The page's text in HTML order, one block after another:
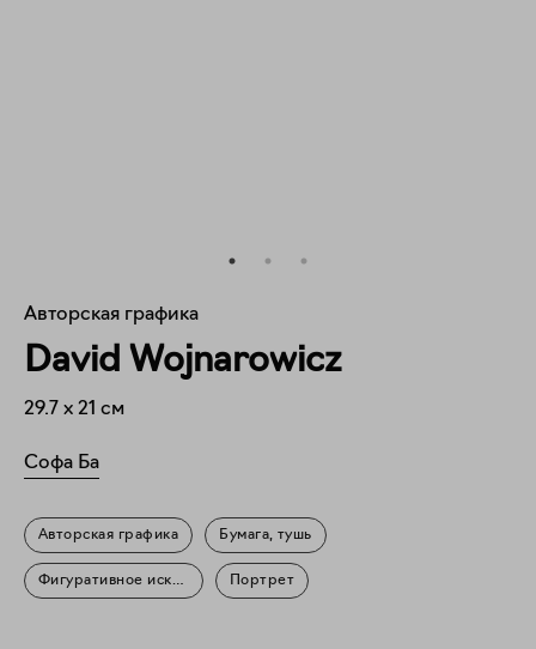
Авторская графика
David Wojnarowicz
29.7 x 21 см
Софа Ба
Авторская графика Бумага, тушь
Фигуративное искусство Портрет